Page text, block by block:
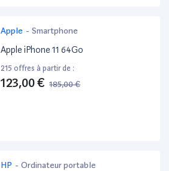
Apple - Smartphone
Apple iPhone 11 64Go
215 offres à partir de :
123,00 € 185,00 €
HP - Ordinateur portable